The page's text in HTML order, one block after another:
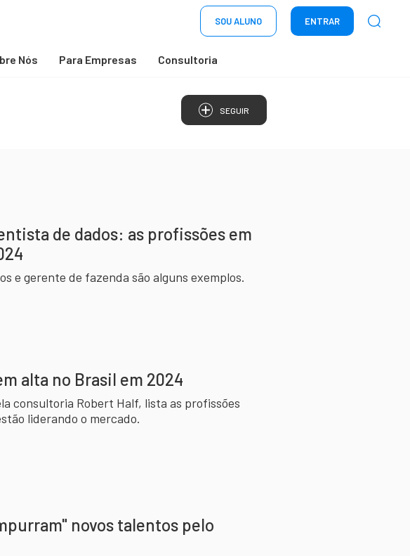
SOU ALUNO ENTRAR
Nós Para Empresas Consultoria
SEGUIR
de dados: as profissões em
e gerente de fazenda são alguns exemplos.
alta no Brasil em 2024
consultoria Robert Half, lista as profissões
liderando o mercado.
novos talentos pelo